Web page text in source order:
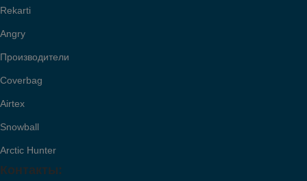
Rekarti
Angry
Производители
Coverbag
Airtex
Snowball
Arctic Hunter
Контакты: